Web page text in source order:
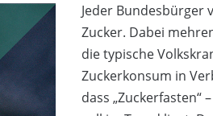
Jeder Bundesbürger
Zucker. Dabei
die typische
Zuckerkonsum in
dass „Zuckerfasten“